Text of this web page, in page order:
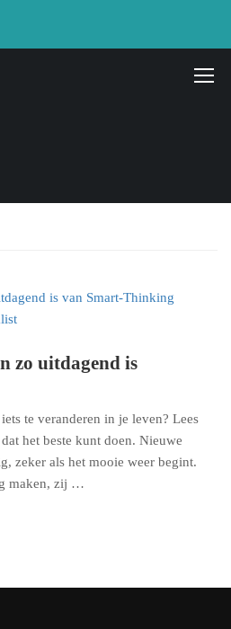
zo uitdagend is
te veranderen in je leven? Lees
het beste kunt doen. Nieuwe
zeker als het mooie weer begint.
maken, zij …